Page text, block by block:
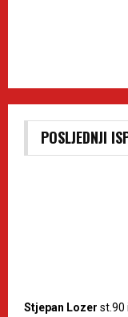
POSLJEDNJI
Stjepan Lozer st.90